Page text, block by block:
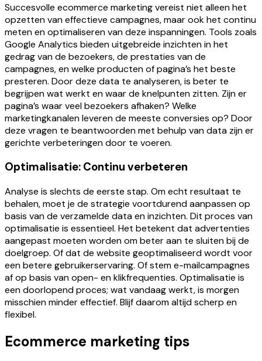
Succesvolle ecommerce marketing vereist niet alleen het
opzetten van effectieve campagnes, maar ook het continu
meten en optimaliseren van deze inspanningen. Tools zoals
Google Analytics bieden uitgebreide inzichten in het
gedrag van de bezoekers, de prestaties van de
campagnes, en welke producten of pagina’s het beste
presteren. Door deze data te analyseren, is beter te
begrijpen wat werkt en waar de knelpunten zitten. Zijn er
pagina’s waar veel bezoekers afhaken? Welke
marketingkanalen leveren de meeste conversies op? Door
deze vragen te beantwoorden met behulp van data zijn er
gerichte verbeteringen door te voeren.
Optimalisatie: Continu verbeteren
Analyse is slechts de eerste stap. Om echt resultaat te
behalen, moet je de strategie voortdurend aanpassen op
basis van de verzamelde data en inzichten. Dit proces van
optimalisatie is essentieel. Het betekent dat advertenties
aangepast moeten worden om beter aan te sluiten bij de
doelgroep. Of dat de website geoptimaliseerd wordt voor
een betere gebruikerservaring. Of stem e-mailcampagnes
af op basis van open- en klikfrequenties. Optimalisatie is
een doorlopend proces; wat vandaag werkt, is morgen
misschien minder effectief. Blijf daarom altijd scherp en
flexibel.
Ecommerce marketing tips